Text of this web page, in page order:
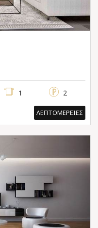
1 2
ΛΕΠΤΟΜΕΡΕΙΕΣ